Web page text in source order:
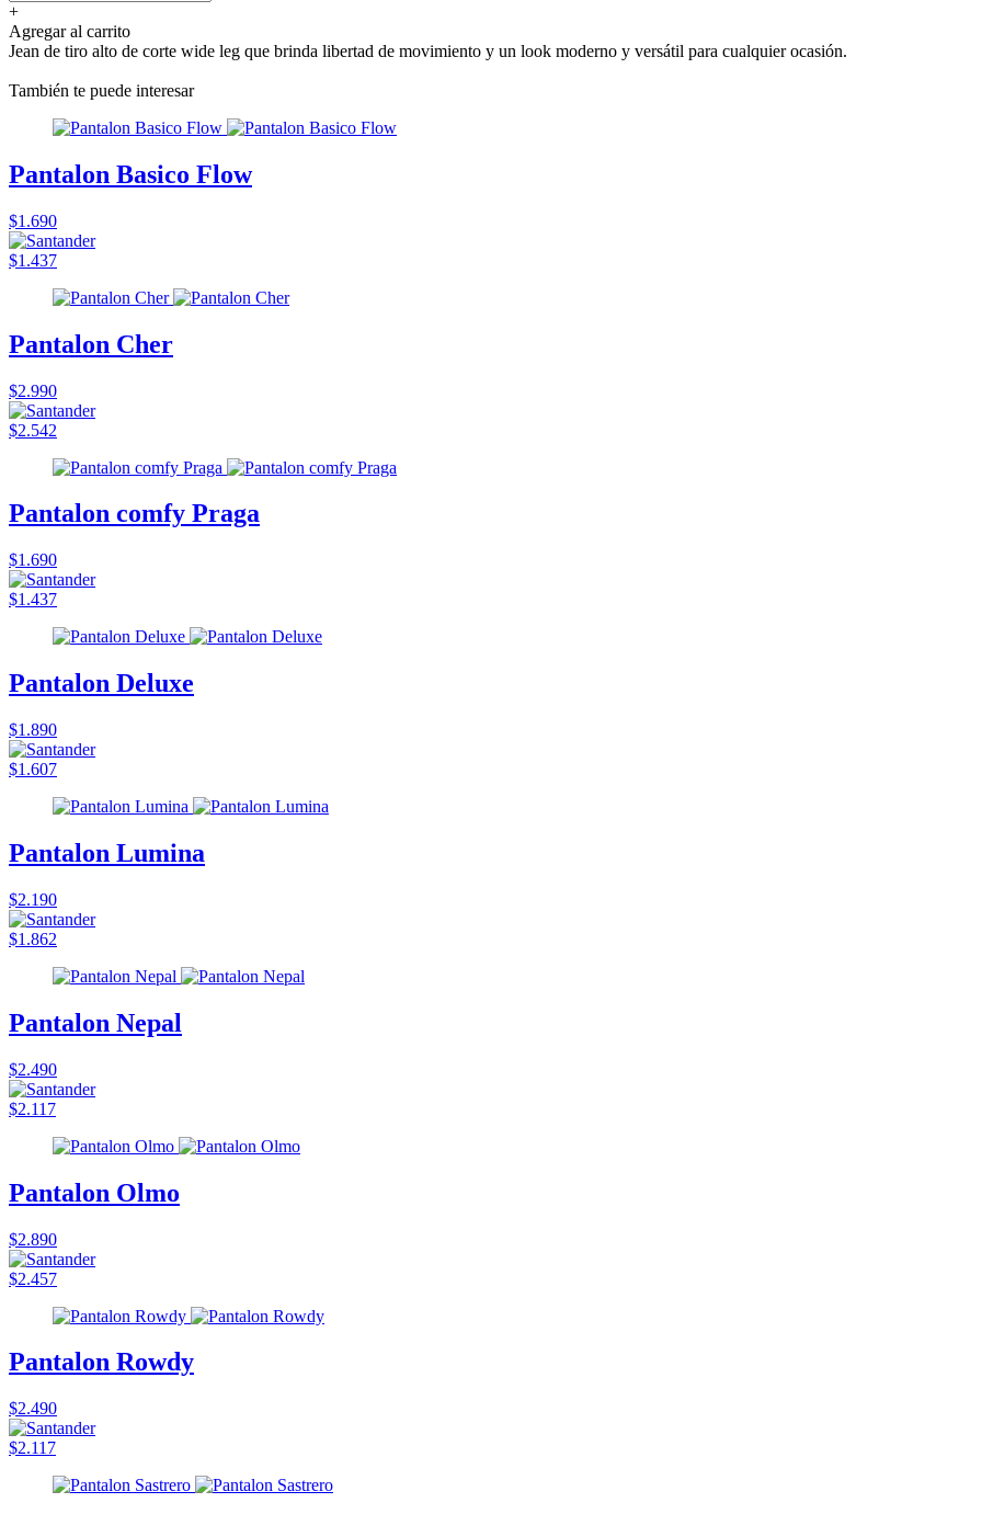
+
Agregar al carrito
Jean de tiro alto de corte wide leg que brinda libertad de movimiento y un look moderno y versátil para cualquier ocasión.
También te puede interesar
Pantalon Basico Flow
$1.690
$1.437
Pantalon Cher
$2.990
$2.542
Pantalon comfy Praga
$1.690
$1.437
Pantalon Deluxe
$1.890
$1.607
Pantalon Lumina
$2.190
$1.862
Pantalon Nepal
$2.490
$2.117
Pantalon Olmo
$2.890
$2.457
Pantalon Rowdy
$2.490
$2.117